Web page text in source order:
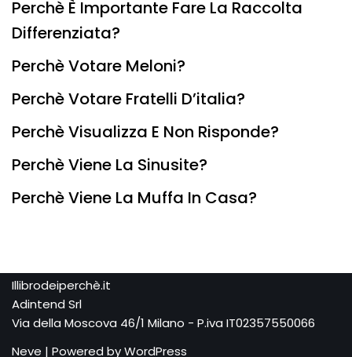
Perchè È Importante Fare La Raccolta
Differenziata?
Perchè Votare Meloni?
Perchè Votare Fratelli D’italia?
Perchè Visualizza E Non Risponde?
Perchè Viene La Sinusite?
Perchè Viene La Muffa In Casa?
Illibrodeiperchè.it
Adintend Srl
Via della Moscova 46/1 Milano - P.iva IT02357550066
Neve | Powered byWordPress